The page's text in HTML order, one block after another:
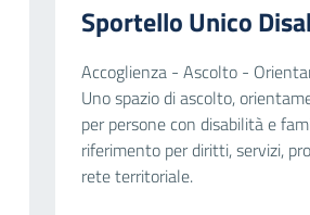
Sportello Unico
Accoglienza - Ascolto -
Uno spazio di ascolto,
per persone con disabilità e
riferimento per diritti, servizi,
rete territoriale.